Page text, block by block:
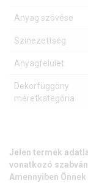
Anyag szövése
Szinezettség
Anyagfelület
Dekorfüggöny
méretkategória
Jelen termék
vonatkozó
Amennyiben